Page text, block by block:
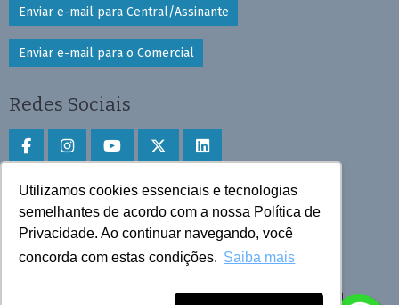
Utilizamos cookies essenciais e tecnologias
semelhantes de acordo com a nossa Política de
Privacidade. Ao continuar navegando, você
concorda com estas condições. Saiba mais
Enviar e-mail para Central/Assinante
Enviar e-mail para o Comercial
Redes Sociais
Faça download do aplicativo
Play Store e App Store
Todos os direitos reservados © 2025 Cruzeiro do Sul